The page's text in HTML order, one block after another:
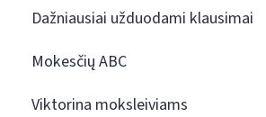
Dažniausiai užduodami klausimai
Mokesčių ABC
Viktorina moksleiviams